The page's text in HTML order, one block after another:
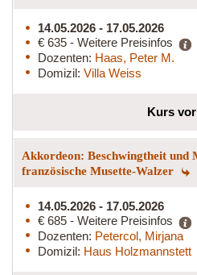
14.05.2026 - 17.05.2026
€ 635 - Weitere Preisinfos
Dozenten: Haas, Peter M.
Domizil: Villa Weiss
Kurs
Akkordeon: Beschwingtheit und
französische Musette-Walzer
14.05.2026 - 17.05.2026
€ 685 - Weitere Preisinfos
Dozenten: Petercol, Mirjana
Domizil: Haus Holzmannstett